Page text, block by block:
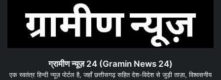
ग्रामीण न्यूज़ 24 (Gramin News 24)
एक स्वतंत्र हिन्दी न्यूज़ पोर्टल है, जहाँ छत्तीसगढ़ सहित देश-विदेश से जुड़ी ताज़ा, विश्वसनीय